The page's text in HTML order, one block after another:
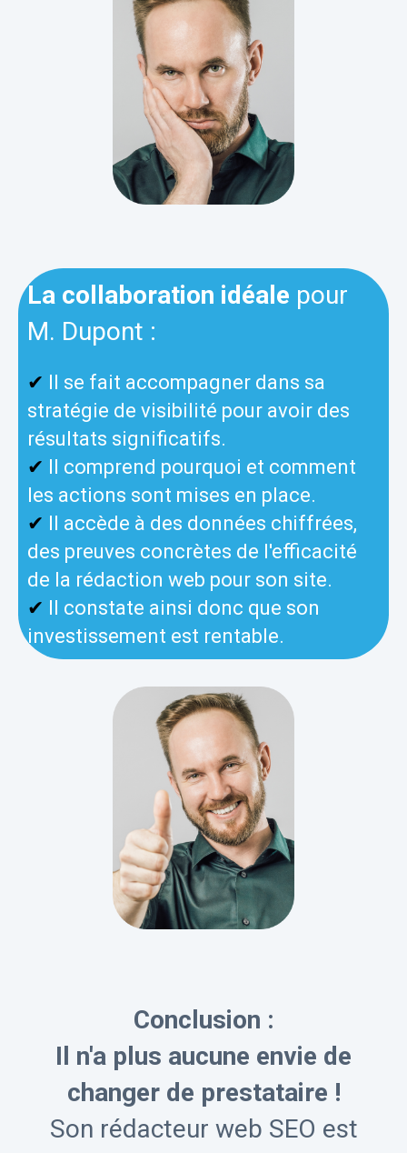
La collaboration idéale pour
M. Dupont :
✔ Il se fait accompagner dans sa
stratégie de visibilité pour avoir des
résultats significatifs.
✔ Il comprend pourquoi et comment
les actions sont mises en place.
✔ Il accède à des données chiffrées,
des preuves concrètes de l'efficacité
de la rédaction web pour son site.
✔ Il constate ainsi donc que son
investissement est rentable.
Conclusion :
Il n'a plus aucune envie de
changer de prestataire !
Son rédacteur web SEO est